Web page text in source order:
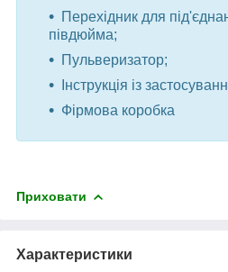
Перехідник для
півдюйма;
Пульверизатор;
Інструкція із
Фірмова коробка
Приховати
Характеристики